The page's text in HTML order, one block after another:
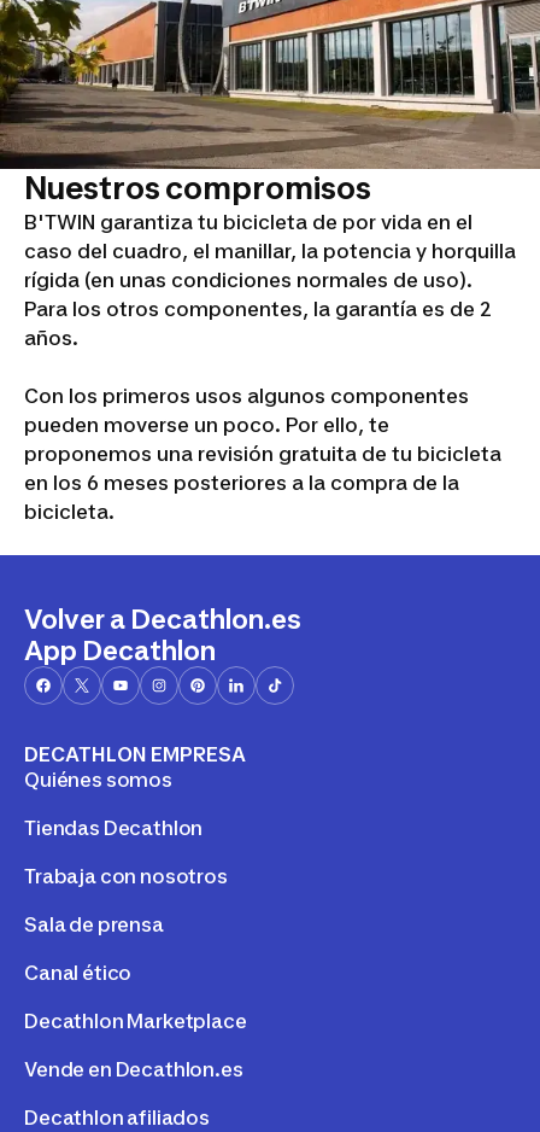
Nuestros compromisos
B'TWIN garantiza tu bicicleta de por vida en el
caso del cuadro, el manillar, la potencia y horquilla
rígida (en unas condiciones normales de uso).
Para los otros componentes, la garantía es de 2
años.
Con los primeros usos algunos componentes
pueden moverse un poco. Por ello, te
proponemos una revisión gratuita de tu bicicleta
en los 6 meses posteriores a la compra de la
bicicleta.
Volver a Decathlon.es
App Decathlon
DECATHLON EMPRESA
Quiénes somos
Tiendas Decathlon
Trabaja con nosotros
Sala de prensa
Canal ético
Decathlon Marketplace
Vende en Decathlon.es
Decathlon afiliados